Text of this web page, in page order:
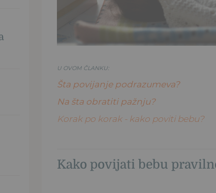
U OVOM ČLANKU:
Šta povijanje podrazumeva?
Na šta obratiti pažnju?
Korak po korak - kako poviti bebu?
Kako povijati bebu